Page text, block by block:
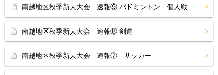
南越地区秋季新人大会 速報⑨ バドミントン 個人戦
南越地区秋季新人大会 速報⑧ 剣道
南越地区秋季新人大会 速報⑦ サッカー